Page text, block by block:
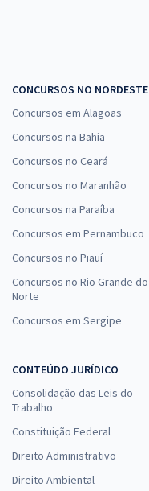
CONCURSOS NO NORDESTE
Concursos em Alagoas
Concursos na Bahia
Concursos no Ceará
Concursos no Maranhão
Concursos na Paraíba
Concursos em Pernambuco
Concursos no Piauí
Concursos no Rio Grande do
Norte
Concursos em Sergipe
CONTEÚDO JURÍDICO
Consolidação das Leis do
Trabalho
Constituição Federal
Direito Administrativo
Direito Ambiental